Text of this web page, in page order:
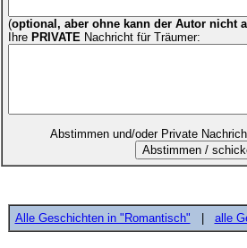
(optional, aber ohne kann der Autor nicht
Ihre PRIVATE Nachricht für Träumer:
Abstimmen und/oder Private
Alle Geschichten in "Romantisch" | alle